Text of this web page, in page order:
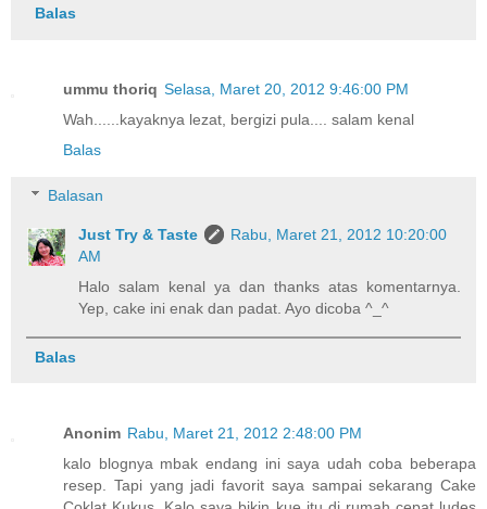
Balas
ummu thoriq Selasa, Maret 20, 2012 9:46:00 PM
Wah......kayaknya lezat, bergizi pula.... salam kenal
Balas
Balasan
Just Try & Taste
Rabu, Maret 21, 2012 10:20:00
AM
Halo salam kenal ya dan thanks atas komentarnya.
Yep, cake ini enak dan padat. Ayo dicoba ^_^
Balas
Anonim Rabu, Maret 21, 2012 2:48:00 PM
kalo blognya mbak endang ini saya udah coba beberapa
resep. Tapi yang jadi favorit saya sampai sekarang Cake